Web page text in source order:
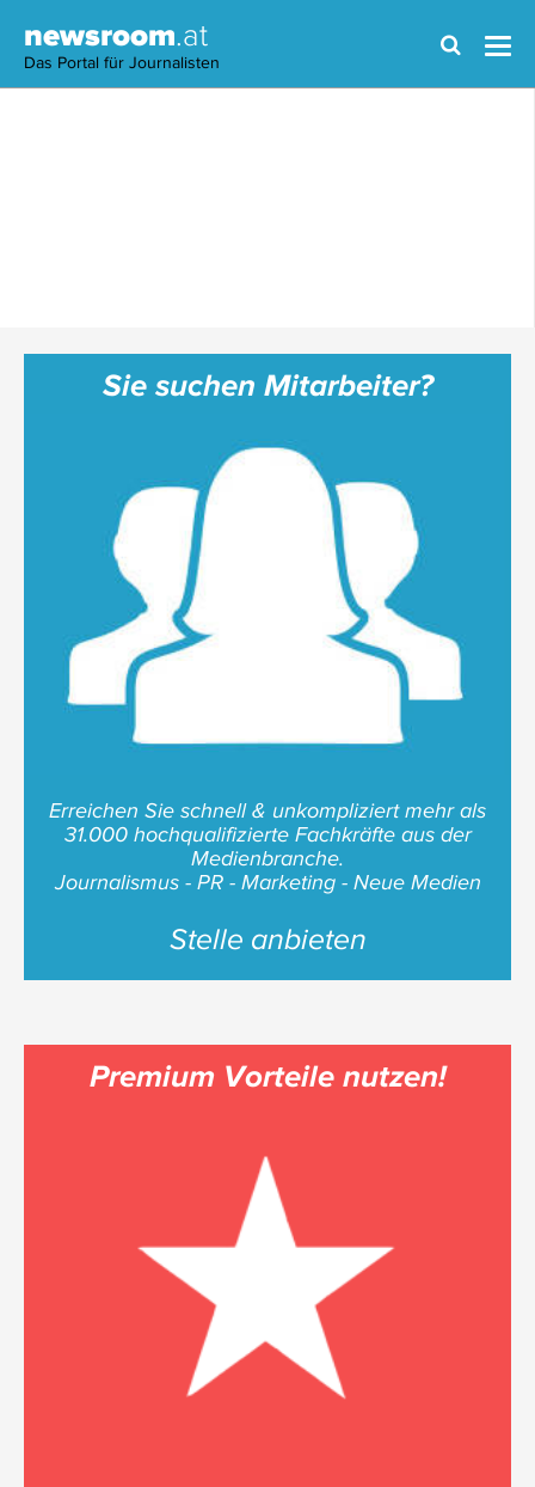
newsroom.at
Das Portal für Journalisten
Sie suchen Mitarbeiter?
Erreichen Sie schnell & unkompliziert mehr als
31.000 hochqualifizierte Fachkräfte aus der
Medienbranche.
Journalismus - PR - Marketing - Neue Medien
Stelle anbieten
Premium Vorteile nutzen!